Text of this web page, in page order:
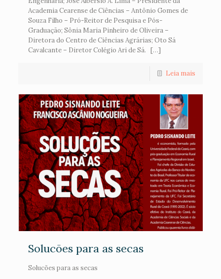
Academia Cearense de Ciências – Antônio Gomes de
Souza Filho – Pró-Reitor de Pesquisa e Pós-
Graduação; Sônia Maria Pinheiro de Oliveira –
Diretora do Centro de Ciências Agrárias; Oto Sá
Cavalcante – Diretor Colégio Ari de Sá. […]
Leia mais
Solucões para as secas
Solucões para as secas